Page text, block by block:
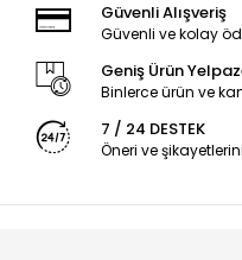
Güvenli Alışveriş
Güvenli ve kolay
Geniş Ürün
Binlerce ürün ve
7 / 24 DESTEK
Öneri ve